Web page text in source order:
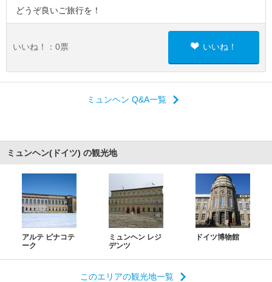
どうぞ良いご旅行を！
いいね！： 0票 いいね！
ミュンヘン Q&A一覧
ミュンヘン(ドイツ) の観光地
アルテ ピナコテ
ーク
ミュンヘン レジ
デンツ
ドイツ博物館
このエリアの観光地一覧